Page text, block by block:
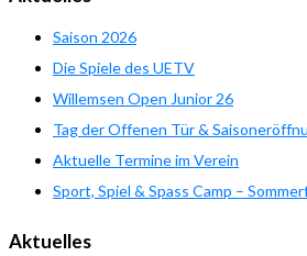
Saison 2026
Die Spiele des UETV
Willemsen Open Junior 26
Tag der Offenen Tür &
Aktuelle Termine im Verein
Sport, Spiel & Spass Camp –
Aktuelles